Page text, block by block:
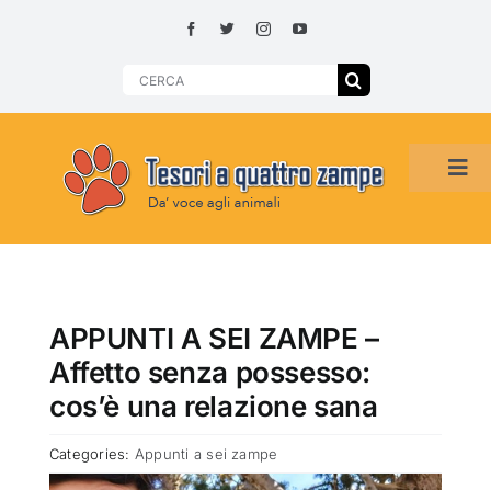
Search
HOME
SMARRITI O DA ADOTTARE
ADOTTATI O RITROVATI
APPUNTI A SEI ZAMPE –
Affetto senza possesso:
cos’è una relazione sana
Categories: Appunti a sei zampe